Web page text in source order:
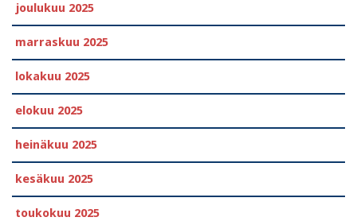
joulukuu 2025
marraskuu 2025
lokakuu 2025
elokuu 2025
heinäkuu 2025
kesäkuu 2025
toukokuu 2025